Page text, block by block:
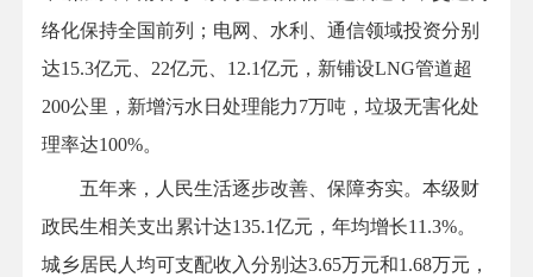
络化保持全国前列；电网、水利、通信领域投资分别
达15.3亿元、22亿元、12.1亿元，新铺设LNG管道超
200公里，新增污水日处理能力7万吨，垃圾无害化处
理率达100%。
五年来，人民生活逐步改善、保障夯实。本级财
政民生相关支出累计达135.1亿元，年均增长11.3%。
城乡居民人均可支配收入分别达3.65万元和1.68万元，